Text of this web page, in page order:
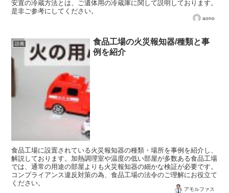
安置の冷蔵方法とは、ご遺体用の冷蔵庫に関して説明しております。
是非ご参考にしてください。
aono
設備
食品工場の火災報知器/種類と事
例を紹介
食品工場に設置されている火災報知器の種類・場所を事例を紹介し、
解説しております。加熱調理室や温度の低い部屋が多数ある食品工場
では、通常の用途の部屋よりも火災報知器の細かな検証が必要です。
コンプライアンス違反対策の為、食品工場の法令のご理解にお役立て
ください。
アモルファス